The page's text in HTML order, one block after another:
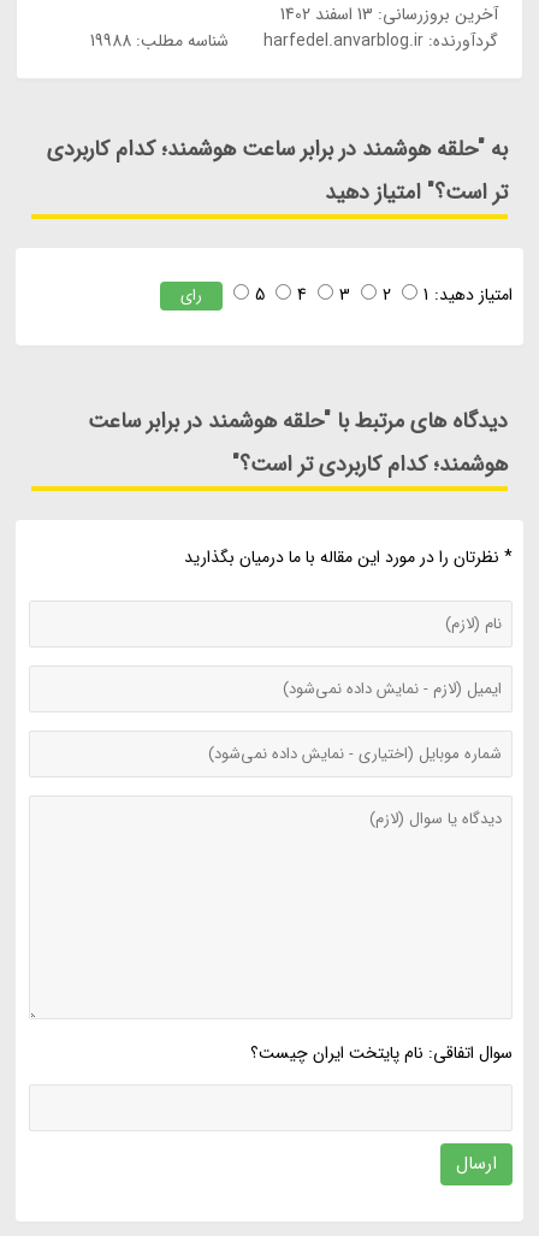
آخرین بروزرسانی: 13 اسفند 1402
گردآورنده:harfedel.anvarblog.ir شناسه مطلب: 19988
به "حلقه هوشمند در برابر ساعت هوشمند؛ کدام کاربردی
تر است؟" امتیاز دهید
امتیاز دهید: 1
2
3
4
5 رای
دیدگاه های مرتبط با "حلقه هوشمند در برابر ساعت
هوشمند؛ کدام کاربردی تر است؟"
* نظرتان را در مورد این مقاله با ما درمیان بگذارید
سوال اتفاقی: نام پایتخت ایران چیست؟
ارسال